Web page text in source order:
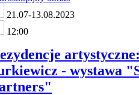
21.07-13.08.2023
12:00
- wystawa